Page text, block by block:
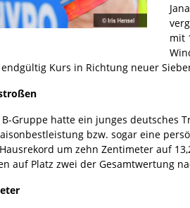
mit
Kurs in Richtung neuer
Gruppe hatte ein junges deutsches
bzw. sogar eine
um zehn Zentimeter auf
auf Platz zwei der Gesamtwertung